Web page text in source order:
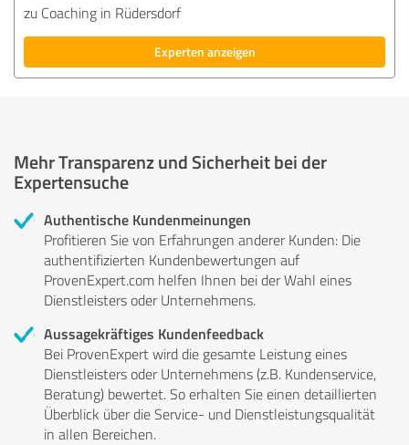
zu Coaching in Rüdersdorf
Experten anzeigen
Mehr Transparenz und Sicherheit bei der
Expertensuche
Authentische Kundenmeinungen
Profitieren Sie von Erfahrungen anderer Kunden: Die
authentifizierten Kundenbewertungen auf
ProvenExpert.com helfen Ihnen bei der Wahl eines
Dienstleisters oder Unternehmens.
Aussagekräftiges Kundenfeedback
Bei ProvenExpert wird die gesamte Leistung eines
Dienstleisters oder Unternehmens (z.B. Kundenservice,
Beratung) bewertet. So erhalten Sie einen detaillierten
Überblick über die Service- und Dienstleistungsqualität
in allen Bereichen.